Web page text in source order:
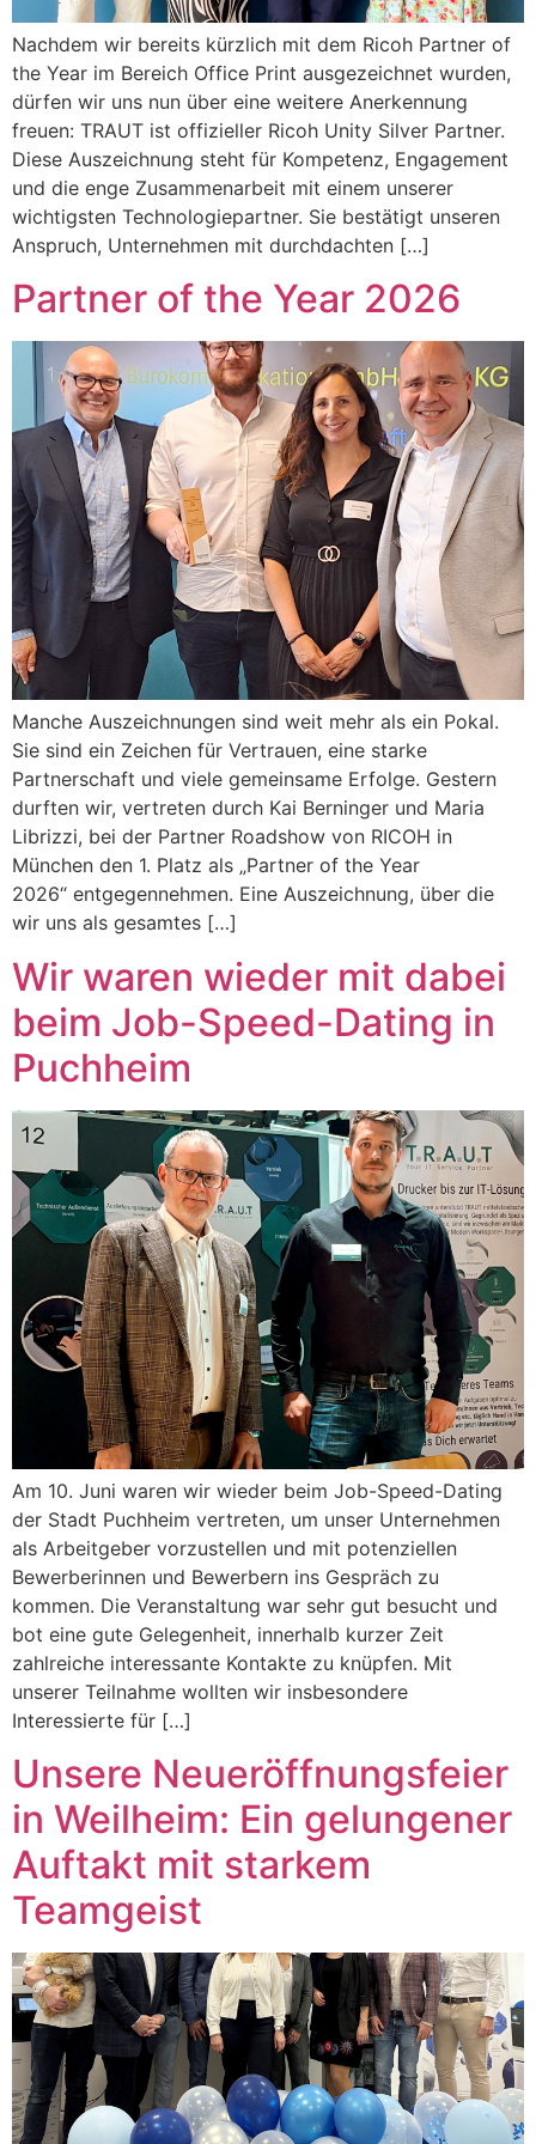
Nachdem wir bereits kürzlich mit dem Ricoh Partner of
the Year im Bereich Office Print ausgezeichnet wurden,
dürfen wir uns nun über eine weitere Anerkennung
freuen: TRAUT ist offizieller Ricoh Unity Silver Partner.
Diese Auszeichnung steht für Kompetenz, Engagement
und die enge Zusammenarbeit mit einem unserer
wichtigsten Technologiepartner. Sie bestätigt unseren
Anspruch, Unternehmen mit durchdachten […]
Partner of the Year 2026
Manche Auszeichnungen sind weit mehr als ein Pokal.
Sie sind ein Zeichen für Vertrauen, eine starke
Partnerschaft und viele gemeinsame Erfolge. Gestern
durften wir, vertreten durch Kai Berninger und Maria
Librizzi, bei der Partner Roadshow von RICOH in
München den 1. Platz als „Partner of the Year
2026“ entgegennehmen. Eine Auszeichnung, über die
wir uns als gesamtes […]
Wir waren wieder mit dabei
beim Job-Speed-Dating in
Puchheim
Am 10. Juni waren wir wieder beim Job-Speed-Dating
der Stadt Puchheim vertreten, um unser Unternehmen
als Arbeitgeber vorzustellen und mit potenziellen
Bewerberinnen und Bewerbern ins Gespräch zu
kommen. Die Veranstaltung war sehr gut besucht und
bot eine gute Gelegenheit, innerhalb kurzer Zeit
zahlreiche interessante Kontakte zu knüpfen. Mit
unserer Teilnahme wollten wir insbesondere
Interessierte für […]
Unsere Neueröffnungsfeier
in Weilheim: Ein gelungener
Auftakt mit starkem
Teamgeist